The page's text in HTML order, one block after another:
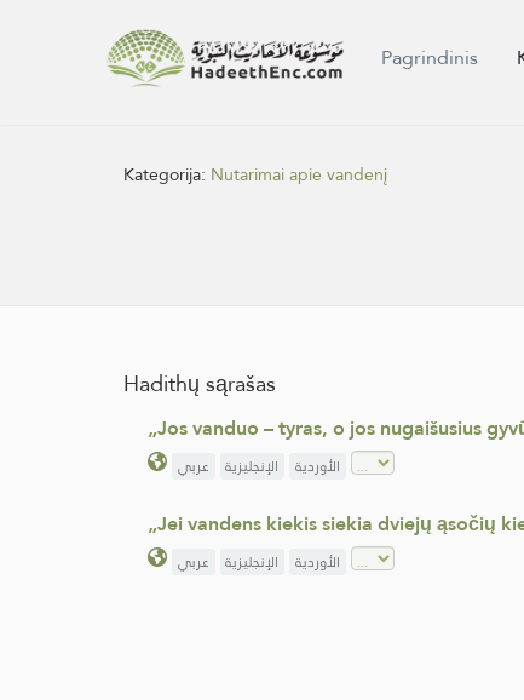
Pagrindinis
Kategorija: Nutarimai apie vandenį
Hadithų sąrašas
„Jos vanduo – tyras, o jos nugaišusius
عربي الإنجليزية الأوردية
„Jei vandens kiekis siekia dviejų ąsočių
عربي الإنجليزية الأوردية